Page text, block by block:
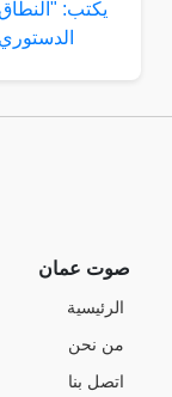
صوت عمان
الرئيسية
من نحن
اتصل بنا